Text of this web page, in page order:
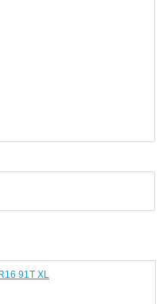
91T XL